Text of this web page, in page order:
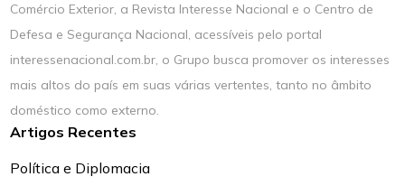
Comércio Exterior, a Revista Interesse Nacional e o Centro de
Defesa e Segurança Nacional, acessíveis pelo portal
interessenacional.com.br, o Grupo busca promover os interesses
mais altos do país em suas várias vertentes, tanto no âmbito
doméstico como externo.
Artigos Recentes
Política e Diplomacia